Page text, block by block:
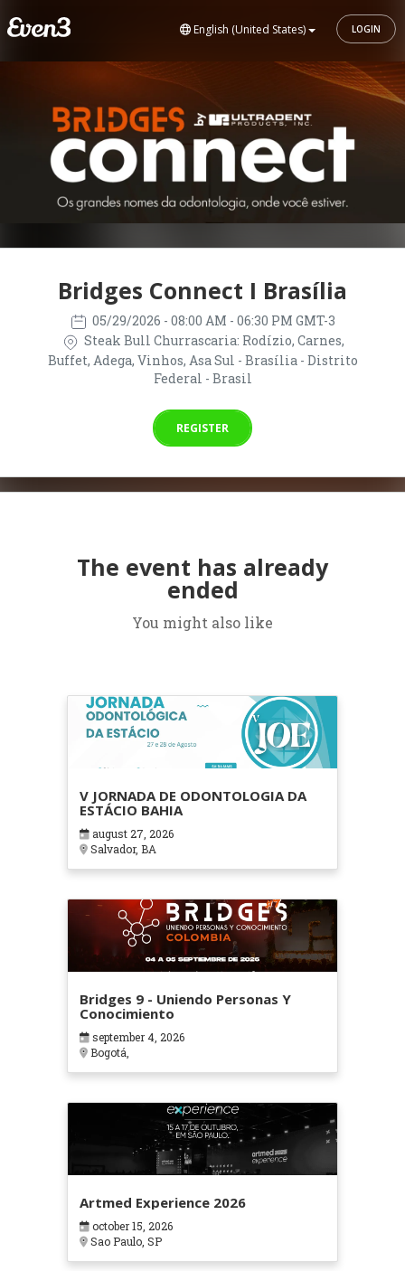
English (United States) LOGIN
Bridges Connect I Brasília
05/29/2026 - 08:00 AM - 06:30 PM GMT-3
Steak Bull Churrascaria: Rodízio, Carnes,
Buffet, Adega, Vinhos, Asa Sul - Brasília - Distrito
Federal - Brasil
REGISTER
The event has already
ended
You might also like
V JORNADA DE ODONTOLOGIA DA
ESTÁCIO BAHIA
august 27, 2026
Salvador, BA
Bridges 9 - Uniendo Personas Y
Conocimiento
september 4, 2026
Bogotá,
Artmed Experience 2026
october 15, 2026
Sao Paulo, SP